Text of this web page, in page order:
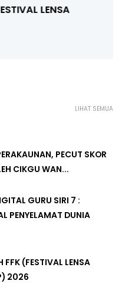
LENSA
LIHAT SEMUA
PECUT SKOR
CIKGU WAN...
GURU SIRI 7 :
PENYELAMAT DUNIA
FFK (FESTIVAL LENSA
2026